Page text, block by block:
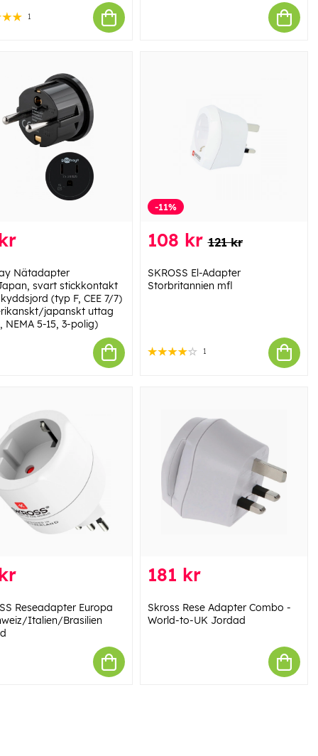
1
Nätadapter
svart stickkontakt
(typ F, CEE 7/7)
japanskt uttag
NEMA 5-15, 3-polig)
-11%
108 kr 121 kr
SKROSS El-Adapter
Storbritannien mfl
1
Reseadapter Europa
Italien/Brasilien
181 kr
Skross Rese Adapter Combo -
World-to-UK Jordad